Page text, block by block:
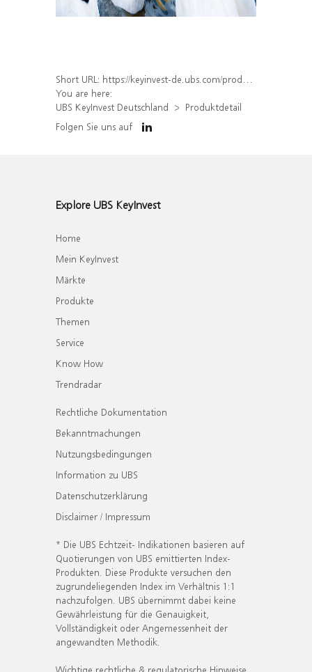
Short URL: https://keyinvest-de.ubs.com/produkt/detail/index/isin/DE000WA8KZE2
You are here:
UBS KeyInvest Deutschland
Produktdetail
Folgen Sie uns auf
Explore UBS KeyInvest
Home
Mein KeyInvest
Märkte
Produkte
Themen
Service
Know How
Trendradar
Rechtliche Dokumentation
Bekanntmachungen
Nutzungsbedingungen
Information zu UBS
Datenschutzerklärung
Disclaimer / Impressum
* Die UBS Echtzeit- Indikationen basieren auf
Quotierungen von UBS emittierten Index-
Produkten. Diese Produkte versuchen den
zugrundeliegenden Index im Verhältnis 1:1
nachzufolgen. UBS übernimmt dabei keine
Gewährleistung für die Genauigkeit,
Vollständigkeit oder Angemessenheit der
angewandten Methodik.